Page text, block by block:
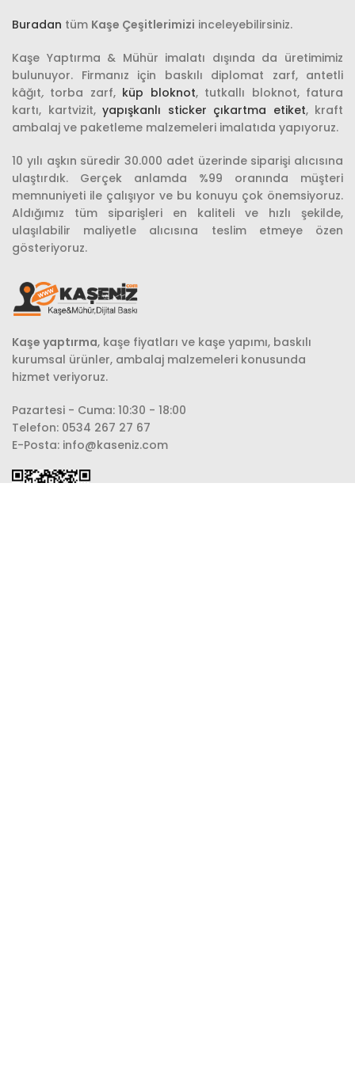
Buradan tüm Kaşe Çeşitlerimizi inceleyebilirsiniz.
Kaşe Yaptırma & Mühür imalatı dışında da üretimimiz
bulunuyor. Firmanız için baskılı diplomat zarf, antetli
kâğıt, torba zarf, küp bloknot, tutkallı bloknot, fatura
kartı, kartvizit, yapışkanlı sticker çıkartma etiket, kraft
ambalaj ve paketleme malzemeleri imalatıda yapıyoruz.
10 yılı aşkın süredir 30.000 adet üzerinde siparişi alıcısına
ulaştırdık. Gerçek anlamda %99 oranında müşteri
memnuniyeti ile çalışıyor ve bu konuyu çok önemsiyoruz.
Aldığımız tüm siparişleri en kaliteli ve hızlı şekilde,
ulaşılabilir maliyetle alıcısına teslim etmeye özen
gösteriyoruz.
Kaşe yaptırma, kaşe fiyatları ve kaşe yapımı, baskılı
kurumsal ürünler, ambalaj malzemeleri konusunda
hizmet veriyoruz.
Pazartesi - Cuma: 10:30 - 18:00
Telefon: 0534 267 27 67
E-Posta: info@kaseniz.com